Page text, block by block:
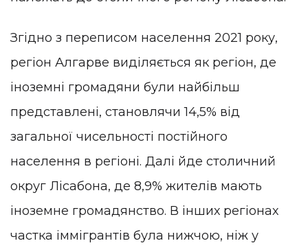
Згідно з переписом населення 2021 року,
регіон Алгарве виділяється як регіон, де
іноземні громадяни були найбільш
представлені, становлячи 14,5% від
загальної чисельності постійного
населення в регіоні. Далі йде столичний
округ Лісабона, де 8,9% жителів мають
іноземне громадянство. В інших регіонах
частка іммігрантів була нижчою, ніж у